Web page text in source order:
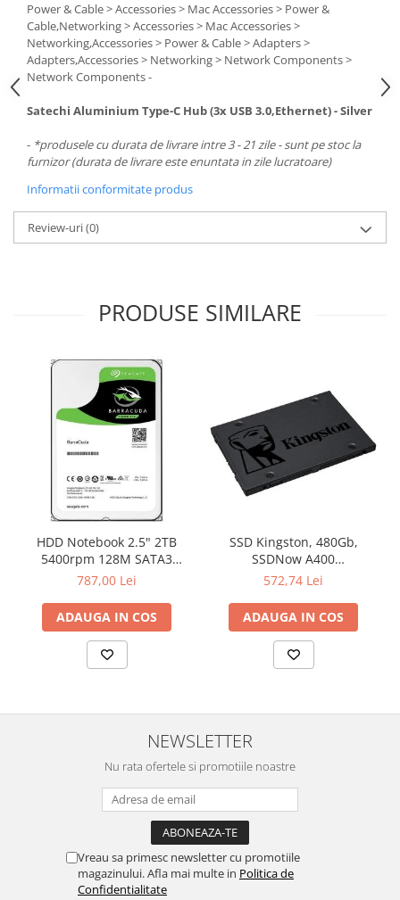
Power & Cable > Accessories > Mac Accessories > Power &
Cable,Networking > Accessories > Mac Accessories >
Networking,Accessories > Power & Cable > Adapters >
Adapters,Accessories > Networking > Network Components >
Network Components -
Satechi Aluminium Type-C Hub (3x USB 3.0,Ethernet) - Silver
- *produsele cu durata de livrare intre 3 - 21 zile - sunt pe stoc la
furnizor (durata de livrare este enuntata in zile lucratoare)
Informatii conformitate produs
Review-uri(0)
PRODUSE SIMILARE
HDD Notebook 2.5" 2TB
5400rpm 128M SATA3
SEAGATE
787,00 Lei
ADAUGA IN COS
SSD Kingston, 480Gb,
SSDNow A400
"SA400S37/480G"
572,74 Lei
ADAUGA IN COS
NEWSLETTER
Nu rata ofertele si promotiile noastre
Vreau sa primesc newsletter cu promotiile
magazinului. Afla mai multe in Politica de
Confidentialitate